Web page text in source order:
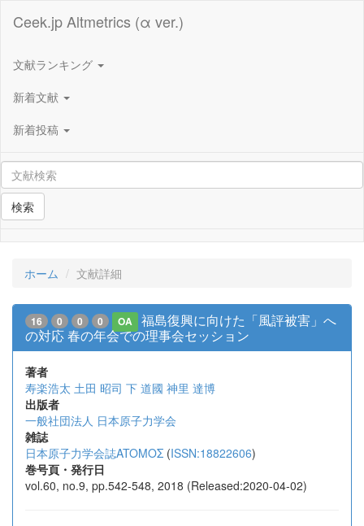
Ceek.jp Altmetrics (α ver.)
文献ランキング
新着文献
新着投稿
検索
ホーム 文献詳細
16 0 0 0 OA
福島復興に向けた「風評被害」へ
の対応 春の年会での理事会セッション
著者
寿楽浩太 土田 昭司 下 道國 神里 達博
出版者
一般社団法人 日本原子力学会
雑誌
日本原子力学会誌ATOMOΣ (ISSN:18822606)
巻号頁・発行日
vol.60, no.9, pp.542-548, 2018 (Released:2020-04-02)